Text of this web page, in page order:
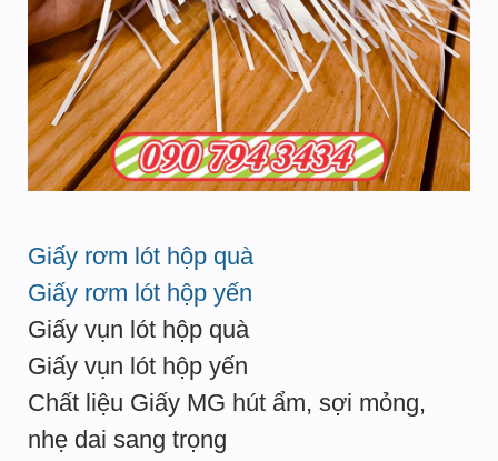
Giấy rơm lót hộp quà
Giấy rơm lót hộp yến
Giấy vụn lót hộp quà
Giấy vụn lót hộp yến
Chất liệu Giấy MG hút ẩm, sợi mỏng,
nhẹ dai sang trọng